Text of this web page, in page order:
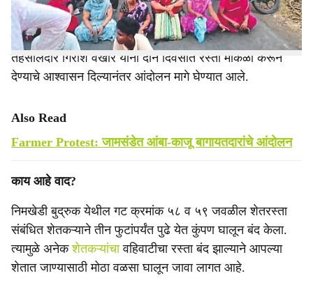
सुमारे दोन तास चाललेल्या याआंदोलनामुळेरस्त्याच्या दोन्ही बाजूंना
चार ते पाच किलोमीटरपर्यंत वाहनांच्या रांगा लागल्या होत्या. अखेर
तहसीलदार गिरीश वखारे यांनी दोन दिवसांत रस्ता मोकळा करून
देण्याचे आश्वासन दिल्यानंतर आंदोलन मागे घेण्यात आले.
Also Read
Farmer Protest: जामसंडेत आंबा-काजू बागायतदारांचे आंदोलन
​काय आहे वाद?
​निमखेडी बुद्रुक येथील गट क्रमांक ५८ व ५९ जवळील शेतरस्ता
संबंधित शेतकऱ्याने तीन फुटांपर्यंत पुढे येत कुंपण घालून बंद केला.
त्यामुळे अनेकशेतकऱ्यांचावहिवाटीचा रस्ता बंद झाल्याने आपल्या
शेतात जाण्यासाठी मोठा वळसा घालून जावा लागत आहे.